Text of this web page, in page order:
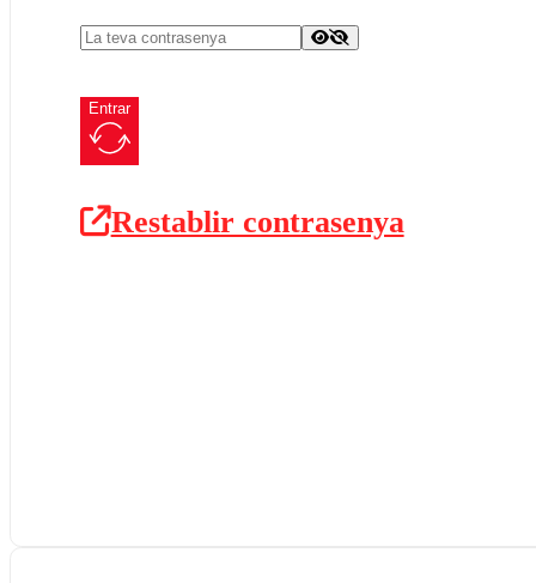
Entrar
Restablir contrasenya